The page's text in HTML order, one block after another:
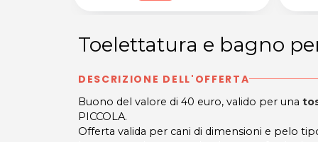
Toelettatura e bagno
DESCRIZIONE DELL'OFFERTA
Buono del valore di 40 euro, valido per una
PICCOLA.
Offerta valida per cani di dimensioni e pelo